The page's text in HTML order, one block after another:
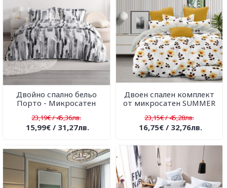
Двойно спално бельо
Порто - Микросатен
23,19€ / 45,36лв.
15,99€ / 31,27лв.
Двоен спален комплект
от микросатен SUMMER
23,15€ / 45,28лв.
16,75€ / 32,76лв.